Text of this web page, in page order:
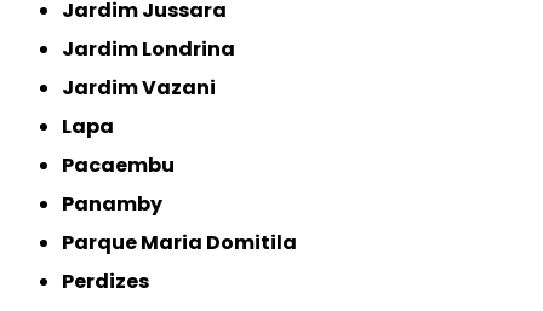
Jardim Jussara
Jardim Londrina
Jardim Vazani
Lapa
Pacaembu
Panamby
Parque Maria Domitila
Perdizes